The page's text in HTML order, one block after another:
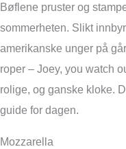
Bøflene pruster og
sommerheten. Slikt
amerikanske unger på
roper – Joey, you watch
rolige, og ganske kloke.
guide for dagen.
Mozzarella